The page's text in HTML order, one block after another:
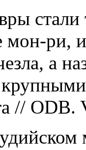
стали
мон-ри,
а
// ODB.